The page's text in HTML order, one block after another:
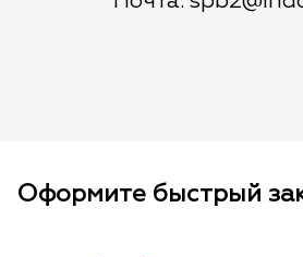
Оформите быстрый